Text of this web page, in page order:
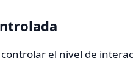
el nivel de